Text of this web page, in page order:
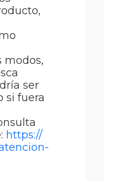
modos,
ser
si fuera
https://